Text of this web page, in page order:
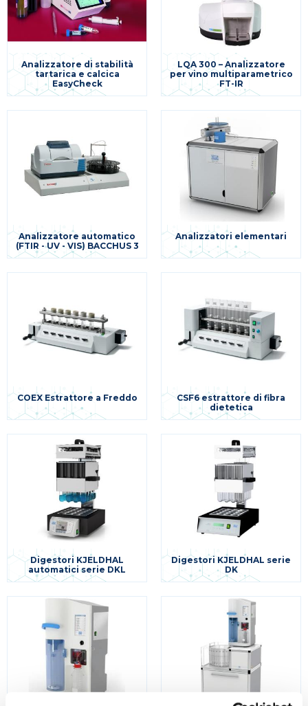
Analizzatore di stabilità
tartarica e calcica
EasyCheck
LQA 300 – Analizzatore
per vino multiparametrico
FT-IR
Analizzatore automatico
(FTIR - UV - VIS) BACCHUS 3
Analizzatori elementari
COEX Estrattore a Freddo
CSF6 estrattore di fibra
dietetica
Digestori KJELDHAL
automatici serie DKL
Digestori KJELDHAL serie
DK